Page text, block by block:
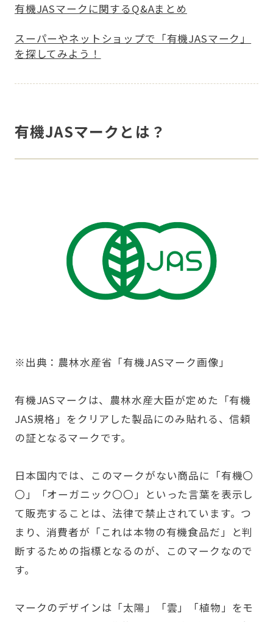
有機JASマークに関するQ&Aまとめ
スーパーやネットショップで「有機JASマーク」
を探してみよう！
有機JASマークとは？
※出典：農林水産省 「有機JASマーク画像」
有機JASマークは、農林水産大臣が定めた「有機
JAS規格」をクリアした製品にのみ貼れる、信頼
の証となるマークです。
日本国内では、このマークがない商品に「有機〇
〇」「オーガニック〇〇」といった言葉を表示し
て販売することは、法律で禁止されています。つ
まり、消費者が「これは本物の有機食品だ」と判
断するための指標となるのが、このマークなので
す。
マークのデザインは「太陽」「雲」「植物」をモ